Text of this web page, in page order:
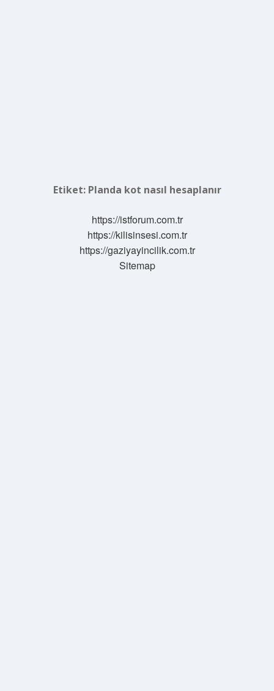
Etiket: Planda kot nasıl hesaplanır
https://istforum.com.tr
https://kilisinsesi.com.tr
https://gaziyayincilik.com.tr
Sitemap